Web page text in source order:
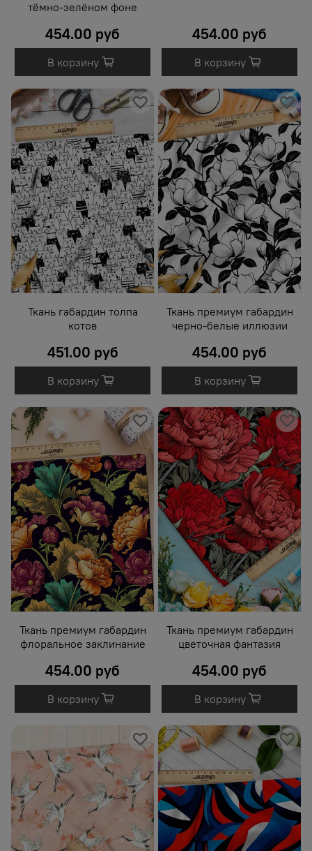
тёмно-зелёном фоне
454.00 руб
В корзину
454.00 руб
В корзину
Ткань габардин толпа
котов
451.00 руб
В корзину
Ткань премиум габардин
черно-белые иллюзии
454.00 руб
В корзину
Ткань премиум габардин
флоральное заклинание
454.00 руб
В корзину
Ткань премиум габардин
цветочная фантазия
454.00 руб
В корзину